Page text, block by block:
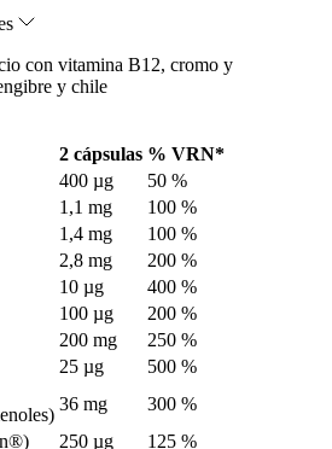
con vitamina B12, cromo y
y chile
2 cápsulas % VRN*
400 µg
50 %
1,1 mg
100 %
1,4 mg
100 %
2,8 mg
200 %
10 µg
400 %
100 µg
200 %
200 mg
250 %
25 µg
500 %
36 mg
300 %
250 µg
125 %